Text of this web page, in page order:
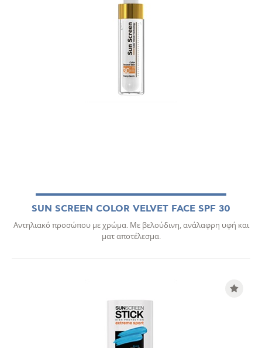
SUN SCREEN COLOR VELVET FACE SPF 30
Αντηλιακό προσώπου με χρώμα. Με βελούδινη, ανάλαφρη υφή και
ματ αποτέλεσμα.